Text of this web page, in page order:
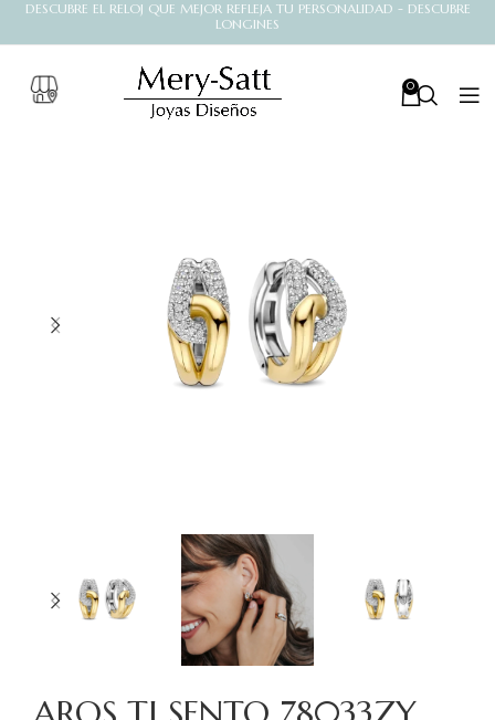
DESCUBRE EL RELOJ QUE MEJOR REFLEJA TU PERSONALIDAD - DESCUBRE
LONGINES
0